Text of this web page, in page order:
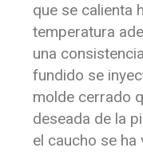
que se calienta
temperatura
una
fundido se
molde cerrado
deseada de la
el caucho se